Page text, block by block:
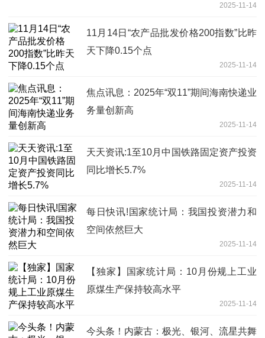
2025-11-14
11月14日“农产品批发价格200指数”比昨
天下降0.15个点
2025-11-14
焦点讯息：2025年“双11”期间海南快递业
务量创新高
2025-11-14
天天资讯:1至10月中国铁路固定资产投资
同比增长5.7%
2025-11-14
每日快讯!国家统计局：我国投资潜力和
空间依然巨大
2025-11-14
【独家】国家统计局：10月份规上工业
原煤生产保持较高水平
2025-11-14
今头条！内蒙古：极光、银河、流星共舞